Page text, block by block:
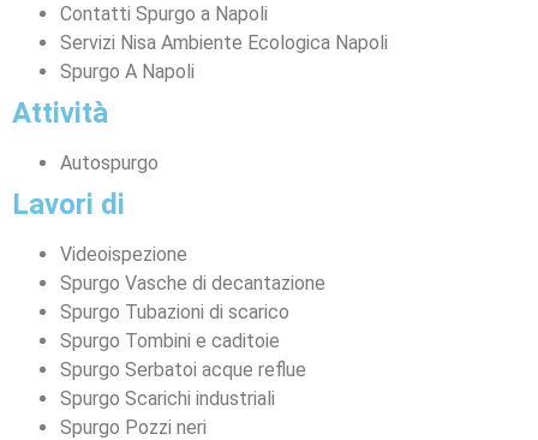
Contatti Spurgo a Napoli
Servizi Nisa Ambiente Ecologica Napoli
Spurgo A Napoli
Attività
Autospurgo
Lavori di
Videoispezione
Spurgo Vasche di decantazione
Spurgo Tubazioni di scarico
Spurgo Tombini e caditoie
Spurgo Serbatoi acque reflue
Spurgo Scarichi industriali
Spurgo Pozzi neri